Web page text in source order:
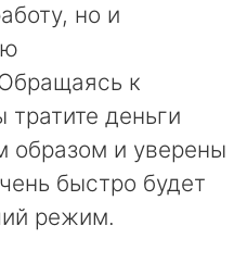
но и
к
деньги
и уверены
быстро будет
режим.